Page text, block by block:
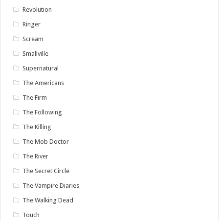
Revolution
Ringer
Scream
Smallville
Supernatural
The Americans
The Firm
The Following
The Killing
The Mob Doctor
The River
The Secret Circle
The Vampire Diaries
The Walking Dead
Touch